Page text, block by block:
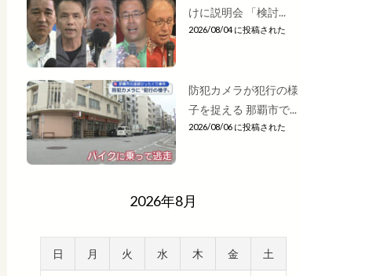
けに説明会 「検討...
2026/08/04 に投稿された
防犯カメラが犯行の様
子を捉える 那覇市で...
2026/08/06 に投稿された
2026年8月
日 月 火 水 木 金 土